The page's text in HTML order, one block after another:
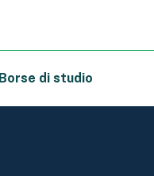
Borse di studio